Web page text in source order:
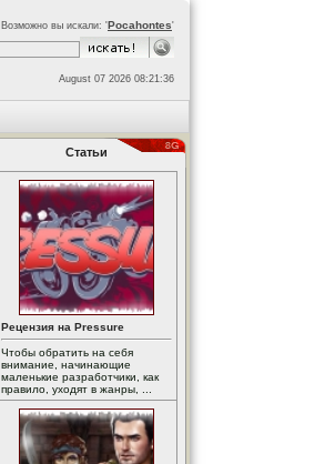
Возможно вы искали: 'Pocahontes'
August 07 2026 08:21:36
Статьи
Рецензия на Pressure
Чтобы обратить на себя
внимание, начинающие
маленькие разработчики, как
правило, уходят в жанры, ...